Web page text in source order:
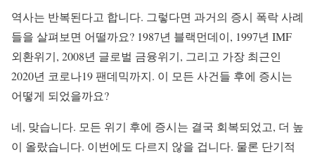
역사는 반복된다고 합니다. 그렇다면 과거의 증시 폭락 사례
들을 살펴보면 어떨까요? 1987년 블랙먼데이, 1997년 IMF
외환위기, 2008년 글로벌 금융위기, 그리고 가장 최근인
2020년 코로나19 팬데믹까지. 이 모든 사건들 후에 증시는
어떻게 되었을까요?
네, 맞습니다. 모든 위기 후에 증시는 결국 회복되었고, 더 높
이 올랐습니다. 이번에도 다르지 않을 겁니다. 물론 단기적